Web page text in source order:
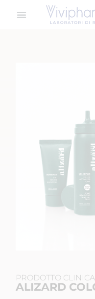
PRODOTTO
ALIZARD